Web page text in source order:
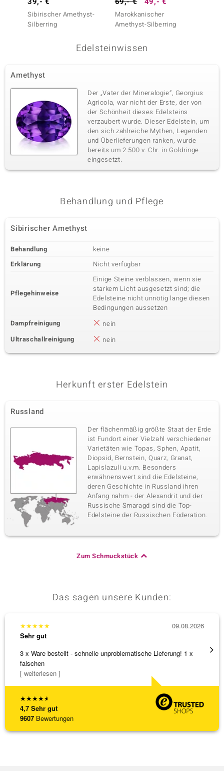
Sibirischer Amethyst-
Silberring
Marokkanischer
Amethyst-Silberring
Edelsteinwissen
Amethyst
Der „Vater der Mineralogie“, Georgius
Agricola, war nicht der Erste, der von
der Schönheit dieses Edelsteins
verzaubert wurde. Dieser Edelstein, um
den sich zahlreiche Mythen, Legenden
und Überlieferungen ranken, wurde
bereits um 2.500 v. Chr. in Goldringe
eingesetzt.
Behandlung und Pflege
Sibirischer Amethyst
Behandlung
keine
Erklärung
Nicht verfügbar
Pflegehinweise
Einige Steine verblassen, wenn sie
starkem Licht ausgesetzt sind; die
Edelsteine nicht unnötig lange diesen
Bedingungen aussetzen
Dampfreinigung
nein
Ultraschallreinigung
nein
Herkunft erster Edelstein
Russland
Der flächenmäßig größte Staat der Erde
ist Fundort einer Vielzahl verschiedener
Varietäten wie Topas, Sphen, Apatit,
Diopsid, Bernstein, Quarz, Granat,
Lapislazuli u.v.m. Besonders
erwähnenswert sind die Edelsteine,
deren Geschichte in Russland ihren
Anfang nahm - der Alexandrit und der
Russische Smaragd sind die Top-
Edelsteine der Russischen Föderation.
Zum Schmuckstück
Das sagen unsere Kunden:
★★★★★
4,7 Sehr gut
9607 Bewertungen
★★★★★
Sehr gut
3 x Ware bestellt - schnelle unproblematische Lieferung! 1 x
falschen
[ weiterlesen ]
09.08.2026